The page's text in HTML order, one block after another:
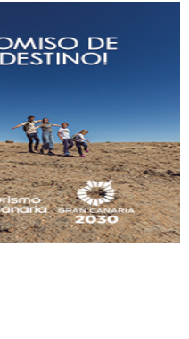
menos de un mes, es muy